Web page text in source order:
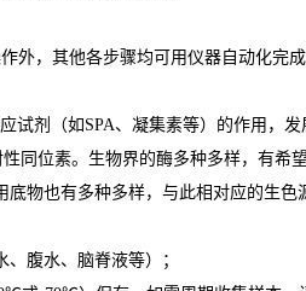
外，其他各步骤均可用仪器自动化完
试剂（如 SPA、凝集素等）的作用，
同位素。生物界的酶多种多样，有希
底物也有多种多样，与此相对应的生色
腹水、脑脊液等）；